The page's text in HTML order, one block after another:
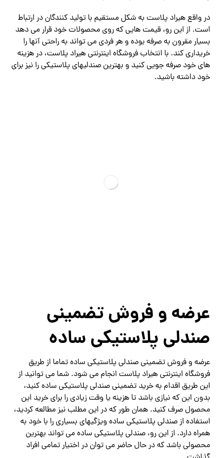
در واقع هیراد پلاست به شکل مستقیم با تولید کنندگان در ارتباط
است. از این رو، قیمت هایی که روی محصولات خود قرار می دهد
بسیار مقرون به صرفه بوده و هر فردی می تواند به راحتی آنها را
خریداری کند. با انتخاب فروشگاه اینترنتی هیراد پلاست، در هزینه
های خود صرفه جویی کنید و بهترین صندلیهای پلاستیکی را نیز برای
خود داشته باشید.
عرضه و فروش تضمینی
صندلی پلاستیکی ساده
عرضه و فروش تضمینی صندلی پلاستیکی ساده تماما از طریق
فروشگاه اینترنتی هیراد پلاست انجام می شود. شما می توانید از
این طریق اقدام به خرید تضمینی صندلی پلاستیکی ساده کنید،
بدون این که نیازی باشد تا هزینه یا وقت زیادی را برای خرید این
محصول صرف کنید. همان طور که در این مطلب نیز مطالعه کردید،
استفاده از صندلی پلاستیکی ساده ویژگیهای بسیاری را با خود به
همراه دارد. از این رو، صندلی پلاستیکی ساده می تواند بهترین
محصولی باشد که در حال حاضر می توان در اختیار تمامی افراد